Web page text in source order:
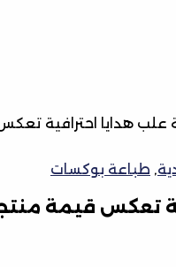
علب هدايا احترافية
, طباعة بوكسات
تعكس قيمة